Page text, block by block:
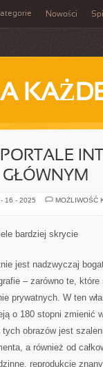
Nowości
16 - 2025
MOŻLIWOŚĆ
bardziej skrycie
jest nadzwyczaj
– zarówno te,
prywatnych. W ten
o 180 stopni zmienić
obrazów jest
a również od
reprodukcje